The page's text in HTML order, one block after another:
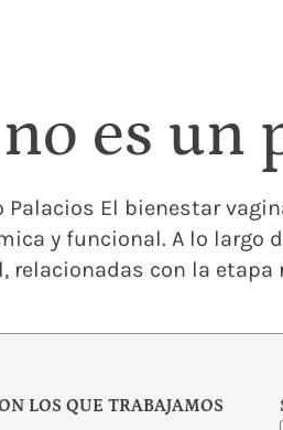
es un
El bienestar
y funcional. A lo largo
con la
LOS QUE TRABAJAMOS